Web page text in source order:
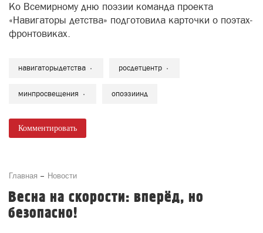
Ко Всемирному дню поэзии команда проекта
«Навигаторы детства» подготовила карточки о поэтах-
фронтовиках.
навигаторыдетства росдетцентр
минпросвещения опоэзиинд
Комментировать
Главная Новости
Весна на скорости: вперёд, но
безопасно!